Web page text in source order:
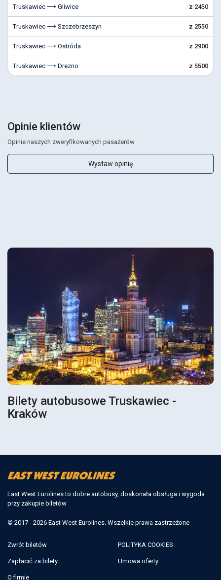
Truskawiec ⟶ Gliwice z 2450
Truskawiec ⟶ Szczebrzeszyn z 2550
Truskawiec ⟶ Ostróda z 2900
Truskawiec ⟶ Drezno z 5500
Opinie klientów
Opinie naszych zweryfikowanych pasażerów
Wystaw opinię
Bilety autobusowe Truskawiec -
Kraków
East West Eurolines to dobre autobusy, doskonała obsługa i wygoda
przy zakupie biletów
© 2017 - 2026 East West Eurolines. Wszelkie prawa zastrzeżone
Zwrót biletów
Zapłacić za bilety
O firmie
POLITYKA COOKIES
Umowa oferty